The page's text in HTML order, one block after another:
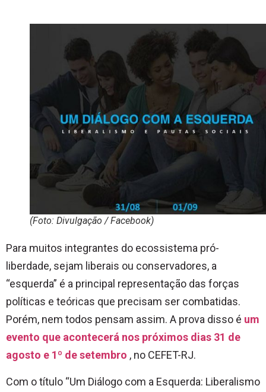
(Foto: Divulgação / Facebook)
Para muitos integrantes do ecossistema pró-
liberdade, sejam liberais ou conservadores, a
“esquerda” é a principal representação das forças
políticas e teóricas que precisam ser combatidas.
Porém, nem todos pensam assim. A prova disso é um
evento que acontecerá nos próximos dias 31 de
agosto e 1º de setembro , no CEFET-RJ.
Com o título “Um Diálogo com a Esquerda: Liberalismo